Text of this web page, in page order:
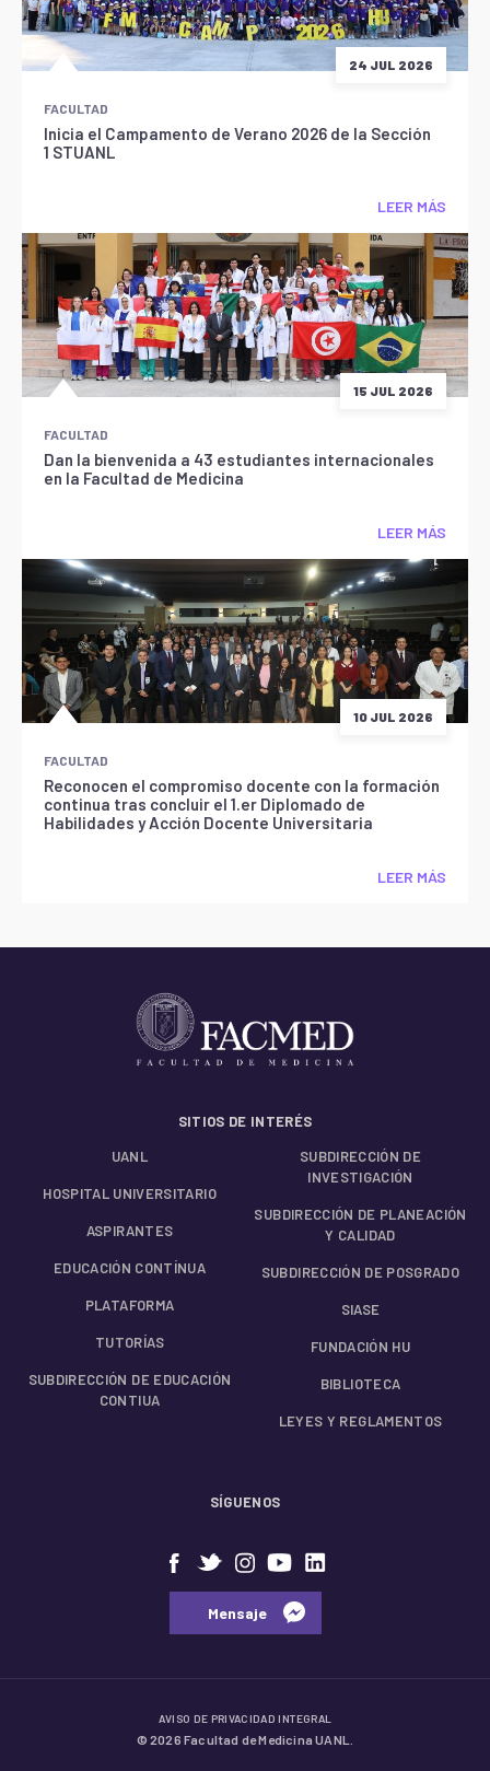
24 JUL 2026
FACULTAD
Inicia el Campamento de Verano 2026 de la Sección
1 STUANL
LEER MÁS
15 JUL 2026
FACULTAD
Dan la bienvenida a 43 estudiantes internacionales
en la Facultad de Medicina
LEER MÁS
10 JUL 2026
FACULTAD
Reconocen el compromiso docente con la formación
continua tras concluir el 1.er Diplomado de
Habilidades y Acción Docente Universitaria
LEER MÁS
SITIOS DE INTERÉS
UANL
HOSPITAL UNIVERSITARIO
ASPIRANTES
EDUCACIÓN CONTÍNUA
PLATAFORMA
TUTORÍAS
SUBDIRECCIÓN DE EDUCACIÓN
CONTIUA
SUBDIRECCIÓN DE
INVESTIGACIÓN
SUBDIRECCIÓN DE PLANEACIÓN
Y CALIDAD
SUBDIRECCIÓN DE POSGRADO
SIASE
FUNDACIÓN HU
BIBLIOTECA
LEYES Y REGLAMENTOS
SÍGUENOS
⠀⠀Mensaje⠀
AVISO DE PRIVACIDAD INTEGRAL
© 2026 Facultad de Medicina UANL.